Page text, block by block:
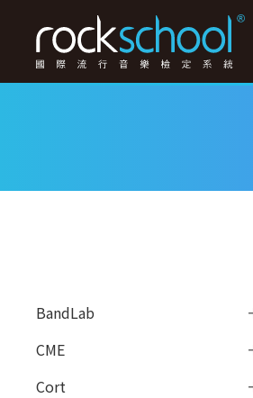
BandLab
CME
Cort